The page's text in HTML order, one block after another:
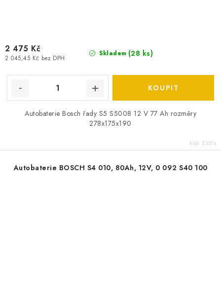
Skladem (28 ks)
2 045,45 Kč bez DPH
2 475 Kč
Autobaterie Bosch řady S5 S5008 12 V 77 Ah rozměry
278x175x190
Kód: E3574
Autobaterie BOSCH S4 010, 80Ah, 12V, 0 092 S40 100